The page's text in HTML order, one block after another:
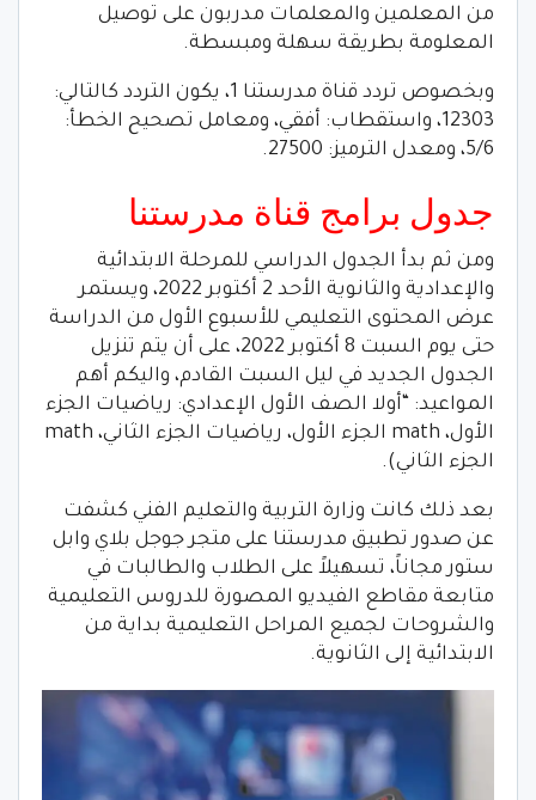
من المعلمين والمعلمات مدربون على توصيل
المعلومة بطريقة سهلة ومبسطة.
وبخصوص تردد قناة مدرستنا 1، يكون التردد كالتالي:
12303، واستقطاب: أفقي، ومعامل تصحيح الخطأ:
5/6، ومعدل الترميز: 27500.
جدول برامج قناة مدرستنا
ومن ثم بدأ الجدول الدراسي للمرحلة الابتدائية
والإعدادية والثانوية الأحد 2 أكتوبر 2022، ويستمر
عرض المحتوى التعليمي للأسبوع الأول من الدراسة
حتى يوم السبت 8 أكتوبر 2022، على أن يتم تنزيل
الجدول الجديد في ليل السبت القادم، واليكم أهم
المواعيد: “أولا الصف الأول الإعدادي: رياضيات الجزء
الأول، math الجزء الأول، رياضيات الجزء الثاني، math
الجزء الثاني).
بعد ذلك كانت وزارة التربية والتعليم الفني كشفت
عن صدور تطبيق مدرستنا على متجر جوجل بلاي وابل
ستور مجاناً، تسهيلاً على الطلاب والطالبات في
متابعة مقاطع الفيديو المصورة للدروس التعليمية
والشروحات لجميع المراحل التعليمية بداية من
الابتدائية إلى الثانوية.